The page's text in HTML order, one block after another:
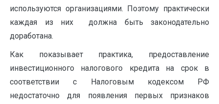
используются организациями. Поэтому практически
каждая из них должна быть законодательно
доработана.
Как показывает практика, предоставление
инвестиционного налогового кредита на срок в
соответствии с Налоговым кодексом РФ
недостаточно для появления первых признаков